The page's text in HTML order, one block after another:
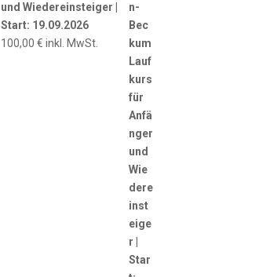
und Wiedereinsteiger |
Start: 19.09.2026
100,00€ inkl. MwSt.